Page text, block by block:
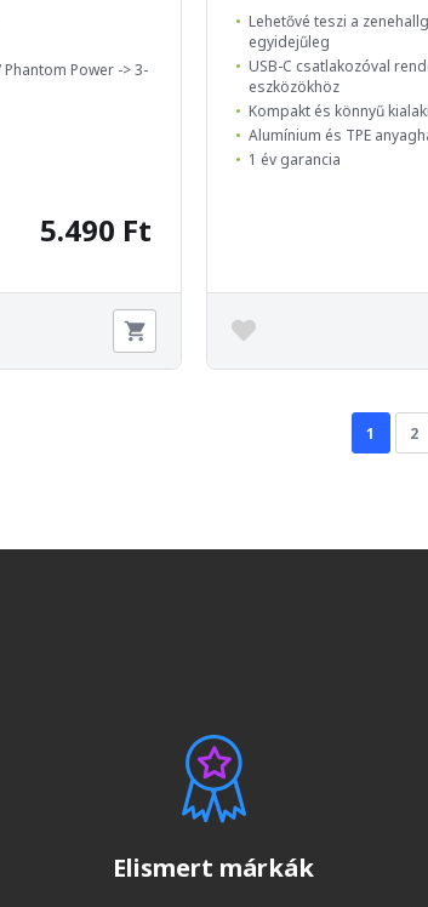
Power -> 3-
5.490 Ft
Lehetővé teszi a
egyidejűleg
USB-C csatlakozóval
eszközökhöz
Kompakt és könnyű
Alumínium és TPE
1 év garancia
1 2
Elismert márkák